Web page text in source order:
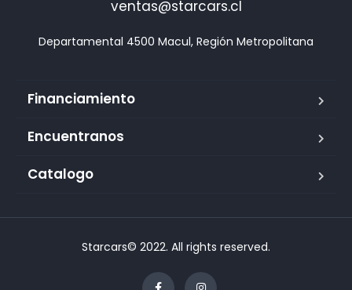
ventas@starcars.cl
Financiamiento
Encuentranos
Catalogo
Starcars© 2022. All rights reserved.